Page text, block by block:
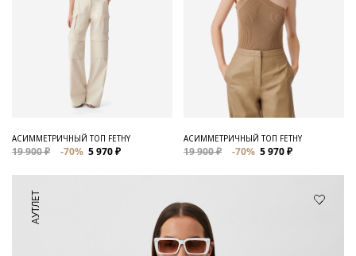
АСИММЕТРИЧНЫЙ ТОП FETHY
19 900 ₽ -70% 5 970 ₽
АСИММЕТРИЧНЫЙ ТОП FETHY
19 900 ₽ -70% 5 970 ₽
АУТЛЕТ